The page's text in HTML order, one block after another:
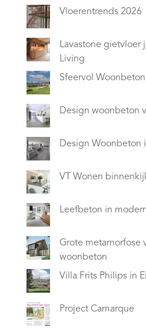
Vloerentrends 2026
Lavastone gietvloer
Living
Sfeervol
Design woonbeton
Design Woonbeton
VT Wonen
Leefbeton in
Grote metamorfose
woonbeton
Villa Frits Philips in
Project Camarque